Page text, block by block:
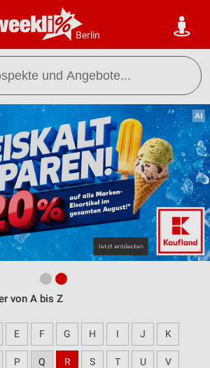
Berlin
von A bis Z
E F G H I J K
P Q R S T U V